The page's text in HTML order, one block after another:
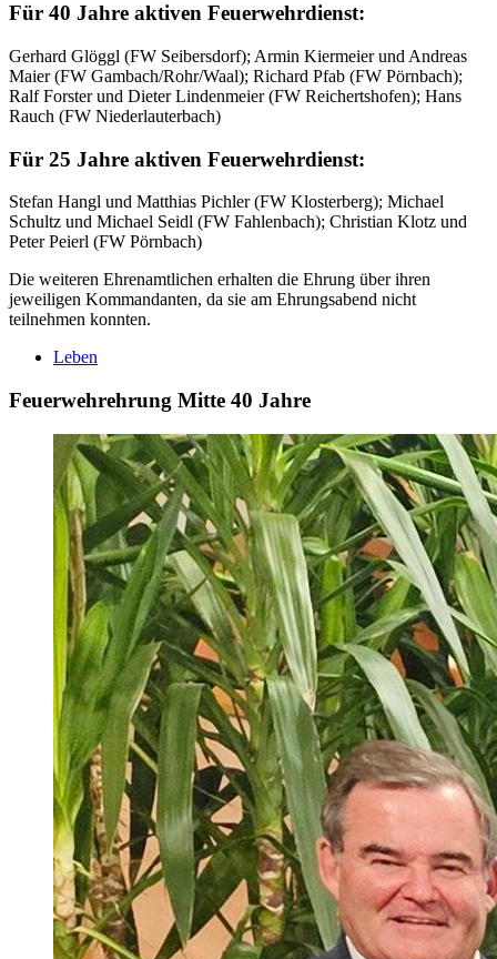
Für 40 Jahre aktiven Feuerwehrdienst:
Gerhard Glöggl (FW Seibersdorf); Armin Kiermeier und Andreas
Maier (FW Gambach/Rohr/Waal); Richard Pfab (FW Pörnbach);
Ralf Forster und Dieter Lindenmeier (FW Reichertshofen); Hans
Rauch (FW Niederlauterbach)
Für 25 Jahre aktiven Feuerwehrdienst:
Stefan Hangl und Matthias Pichler (FW Klosterberg); Michael
Schultz und Michael Seidl (FW Fahlenbach); Christian Klotz und
Peter Peierl (FW Pörnbach)
Die weiteren Ehrenamtlichen erhalten die Ehrung über ihren
jeweiligen Kommandanten, da sie am Ehrungsabend nicht
teilnehmen konnten.
Leben
Feuerwehrehrung Mitte 40 Jahre